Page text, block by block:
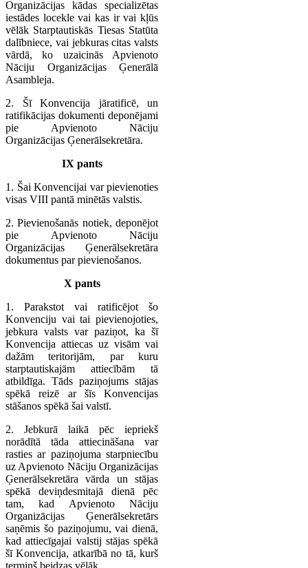
Organizācijas kādas specializētas
iestādes locekle vai kas ir vai kļūs
vēlāk Starptautiskās Tiesas Statūta
dalībniece, vai jebkuras citas valsts
vārdā, ko uzaicinās Apvienoto
Nāciju Organizācijas Ģenerālā
Asambleja.
2. Šī Konvencija jāratificē, un
ratifikācijas dokumenti deponējami
pie Apvienoto Nāciju
Organizācijas Ģenerālsekretāra.
IX pants
1. Šai Konvencijai var pievienoties
visas VIII pantā minētās valstis.
2. Pievienošanās notiek, deponējot
pie Apvienoto Nāciju
Organizācijas Ģenerālsekretāra
dokumentus par pievienošanos.
X pants
1. Parakstot vai ratificējot šo
Konvenciju vai tai pievienojoties,
jebkura valsts var paziņot, ka šī
Konvencija attiecas uz visām vai
dažām teritorijām, par kuru
starptautiskajām attiecībām tā
atbildīga. Tāds paziņojums stājas
spēkā reizē ar šīs Konvencijas
stāšanos spēkā šai valstī.
2. Jebkurā laikā pēc iepriekš
norādītā tāda attiecināšana var
rasties ar paziņojuma starpniecību
uz Apvienoto Nāciju Organizācijas
Ģenerālsekretāra vārda un stājas
spēkā deviņdesmitajā dienā pēc
tam, kad Apvienoto Nāciju
Organizācijas Ģenerālsekretārs
saņēmis šo paziņojumu, vai dienā,
kad attiecīgajai valstij stājas spēkā
šī Konvencija, atkarībā no tā, kurš
termiņš beidzas vēlāk.